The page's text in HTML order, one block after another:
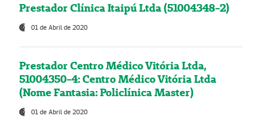
Prestador Clínica Itaipú Ltda (51004348-2)
01 de Abril de 2020
Prestador Centro Médico Vitória Ltda,
51004350-4: Centro Médico Vitória Ltda
(Nome Fantasia: Policlínica Master)
01 de Abril de 2020